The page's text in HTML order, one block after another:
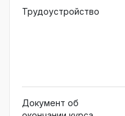
Трудоустройство
Документ об